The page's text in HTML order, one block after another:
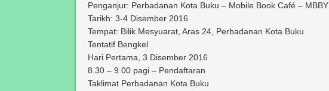
Penganjur: Perbadanan Kota Buku – Mobile Book Café – MBBY
Tarikh: 3-4 Disember 2016
Tempat: Bilik Mesyuarat, Aras 24, Perbadanan Kota Buku
Tentatif Bengkel
Hari Pertama, 3 Disember 2016
8.30 – 9.00 pagi – Pendaftaran
Taklimat Perbadanan Kota Buku